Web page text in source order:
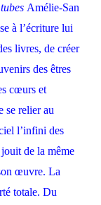
Amélie-San
à l’écriture lui
livres, de créer
des êtres
cœurs et
se relier au
l’infini des
de la même
œuvre. La
totale. Du